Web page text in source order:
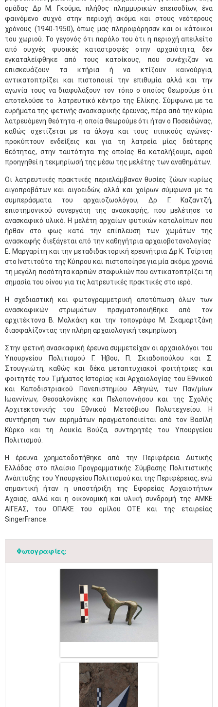
ομάδας Δρ Μ. Γκούμα, πλήθος πλημμυρικών επεισοδίων, ένα
φαινόμενο συχνό στην περιοχή ακόμα και στους νεότερους
χρόνους (1940-1950), όπως μας πληροφόρησαν και οι κάτοικοι
του χωριού. Το γεγονός ότι παρόλο του ότι η περιοχή απειλείτο
από συχνές φυσικές καταστροφές στην αρχαιότητα, δεν
εγκαταλείφθηκε από τους κατοίκους, που συνέχιζαν να
επισκευάζουν τα κτήρια ή να κτίζουν καινούργια,
αντικατοπτρίζει και πιστοποιεί την επιθυμία αλλά και την
αγωνία τους να διαφυλάξουν τον τόπο ο οποίος θεωρούμε ότι
αποτελούσε το λατρευτικό κέντρο της Ελίκης. Σύμφωνα με τα
ευρήματα της φετινής ανασκαφικής έρευνας, πέρα από την κύρια
λατρευόμενη θεότητα -η οποία θεωρούμε ότι ήταν ο Ποσειδώνας,
καθώς σχετίζεται με τα άλογα και τους ιππικούς αγώνες-
προκύπτουν ενδείξεις και για τη λατρεία μίας δεύτερης
θεότητας, στην ταυτότητα της οποίας θα καταλήξουμε, αφού
προηγηθεί η τεκμηρίωσή της μέσω της μελέτης των αναθημάτων.
Οι λατρευτικές πρακτικές περιελάμβαναν θυσίες ζώων κυρίως
αιγοπροβάτων και αιγοειδών, αλλά και χοίρων σύμφωνα με τα
συμπεράσματα του αρχαιοζωολόγου, Δρ Γ. Καζαντζή,
επιστημονικού συνεργάτη της ανασκαφής, που μελέτησε το
ανασκαφικό υλικό. Η μελέτη αρχαίων φυτικών καταλοίπων που
ήρθαν στο φως κατά την επίπλευση των χωμάτων της
ανασκαφής διεξάγεται από την καθηγήτρια αρχαιοβοτανολογίας
Ε. Μαργαρίτη και την μεταδιδακτορική ερευνήτρια Δρ Κ. Τσίρτση
στο Ινστιτούτο της Κύπρου και πιστοποίησε για μία ακόμα χρονιά
τη μεγάλη ποσότητα καρπών σταφυλιών που αντικατοπτρίζει τη
σημασία του οίνου για τις λατρευτικές πρακτικές στο ιερό.
Η σχεδιαστική και φωτογραμμετρική αποτύπωση όλων των
ανασκαφικών στρωμάτων πραγματοποιήθηκε από τον
αρχιτέκτονα Β. Μαλκάκη και την τοπογράφο Μ. Σκαμαρτζάνη
διασφαλίζοντας την πλήρη αρχαιολογική τεκμηρίωση.
Στην φετινή ανασκαφική έρευνα συμμετείχαν οι αρχαιολόγοι του
Υπουργείου Πολιτισμού Γ. Ήβου, Π. Σκιαδοπούλου και Σ.
Στουγγιώτη, καθώς και δέκα μεταπτυχιακοί φοιτήτριες και
φοιτητές του Τμήματος Ιστορίας και Αρχαιολογίας του Εθνικού
και Καποδιστριακού Πανεπιστημίου Αθηνών, των Παν/μίων
Ιωαννίνων, Θεσσαλονίκης και Πελοποννήσου και της Σχολής
Αρχιτεκτονικής του Εθνικού Μετσόβιου Πολυτεχνείου. Η
συντήρηση των ευρημάτων πραγματοποιείται από τον Βασίλη
Κύρκο και τη Λουκία Βούζα, συντηρητές του Υπουργείου
Πολιτισμού.
Η έρευνα χρηματοδοτήθηκε από την Περιφέρεια Δυτικής
Ελλάδας στο πλαίσιο Προγραμματικής Σύμβασης Πολιτιστικής
Ανάπτυξης του Υπουργείου Πολιτισμού και της Περιφέρειας, ενώ
σημαντική ήταν η υποστήριξη της Εφορείας Αρχαιοτήτων
Αχαϊας, αλλά και η οικονομική και υλική συνδρομή της ΑΜΚΕ
ΑΙΓΕΑΣ, του ΟΠΑΚΕ του ομίλου ΟΤΕ και της εταιρείας
SingerFrance.
Φωτογραφίες: